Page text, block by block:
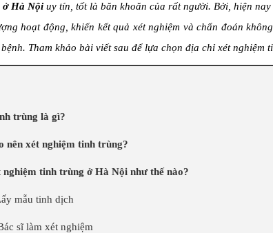
ở Hà Nội uy tín, tốt là băn khoăn của rất người. Bởi, hiện
hoạt động, khiến kết quả xét nghiệm và chẩn đoán
Tham khảo bài viết sau để lựa chọn địa chỉ xét nghiệm
trùng là gì?
nên xét nghiệm tinh trùng?
tinh trùng ở Hà Nội như thế nào?
mẫu tinh dịch
sĩ làm xét nghiệm